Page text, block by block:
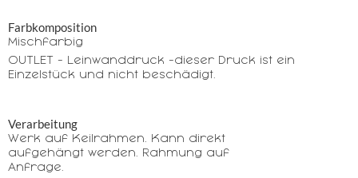
Farbkomposition
Mischfarbig
OUTLET - Leinwanddruck -dieser Druck ist ein
Einzelstück und nicht beschädigt.
Verarbeitung
Werk auf Keilrahmen. Kann direkt
aufgehängt werden. Rahmung auf
Anfrage.